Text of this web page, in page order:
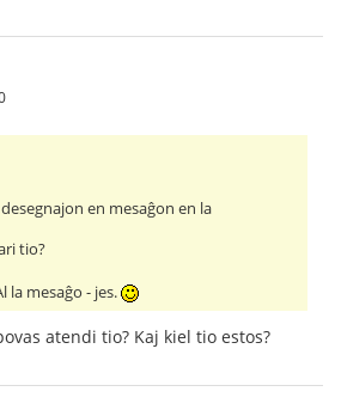
en mesaĝon en la
tio?
la mesaĝo - jes.
atendi tio? Kaj kiel tio estos?